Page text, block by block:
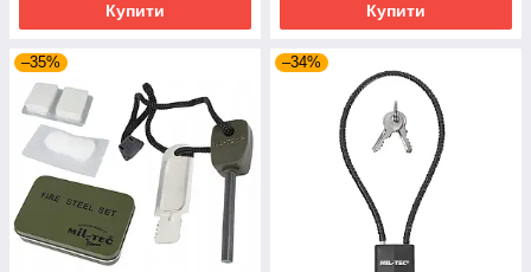
Купити Купити
–35% –34%